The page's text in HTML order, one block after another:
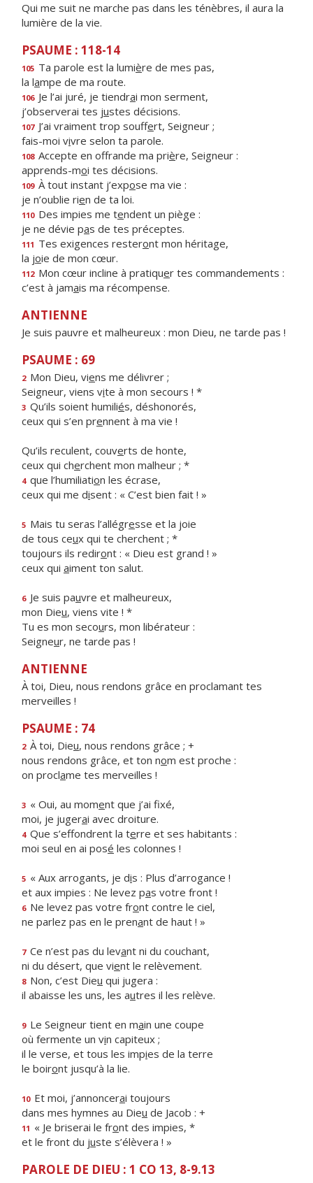
Qui me suit ne marche pas dans les ténèbres, il aura la
lumière de la vie.
PSAUME : 118-14
105 Ta parole est la lumière de mes pas,
la lampe de ma route.
106 Je l’ai juré, je tiendrai mon serment,
j’observerai tes justes décisions.
107 J’ai vraiment trop souffert, Seigneur ;
fais-moi vivre selon ta parole.
108 Accepte en offrande ma prière, Seigneur :
apprends-moi tes décisions.
109 À tout instant j’expose ma vie :
je n’oublie rien de ta loi.
110 Des impies me tendent un piège :
je ne dévie pas de tes préceptes.
111 Tes exigences resteront mon héritage,
la joie de mon cœur.
112 Mon cœur incline à pratiquer tes commandements :
c’est à jamais ma récompense.
ANTIENNE
Je suis pauvre et malheureux : mon Dieu, ne tarde pas !
PSAUME : 69
2 Mon Dieu, viens me délivrer ;
Seigneur, viens vite à mon secours ! *
3 Qu’ils soient humiliés, déshonorés,
ceux qui s’en prennent à ma vie !
Qu’ils reculent, couverts de honte,
ceux qui cherchent mon malheur ; *
4 que l’humiliation les écrase,
ceux qui me disent : « C’est bien fait ! »
5 Mais tu seras l’allégresse et la joie
de tous ceux qui te cherchent ; *
toujours ils rediront : « Dieu est grand ! »
ceux qui aiment ton salut.
6 Je suis pauvre et malheureux,
mon Dieu, viens vite ! *
Tu es mon secours, mon libérateur :
Seigneur, ne tarde pas !
ANTIENNE
À toi, Dieu, nous rendons grâce en proclamant tes
merveilles !
PSAUME : 74
2 À toi, Dieu, nous rendons grâce ; +
nous rendons grâce, et ton nom est proche :
on proclame tes merveilles !
3 « Oui, au moment que j’ai fixé,
moi, je jugerai avec droiture.
4 Que s’effondrent la terre et ses habitants :
moi seul en ai posé les colonnes !
5 « Aux arrogants, je dis : Plus d’arrogance !
et aux impies : Ne levez pas votre front !
6 Ne levez pas votre front contre le ciel,
ne parlez pas en le prenant de haut ! »
7 Ce n’est pas du levant ni du couchant,
ni du désert, que vient le relèvement.
8 Non, c’est Dieu qui jugera :
il abaisse les uns, les autres il les relève.
9 Le Seigneur tient en main une coupe
où fermente un vin capiteux ;
il le verse, et tous les impies de la terre
le boiront jusqu’à la lie.
10 Et moi, j’annoncerai toujours
dans mes hymnes au Dieu de Jacob : +
11 « Je briserai le front des impies, *
et le front du juste s’élèvera ! »
PAROLE DE DIEU : 1 CO 13, 8-9.13